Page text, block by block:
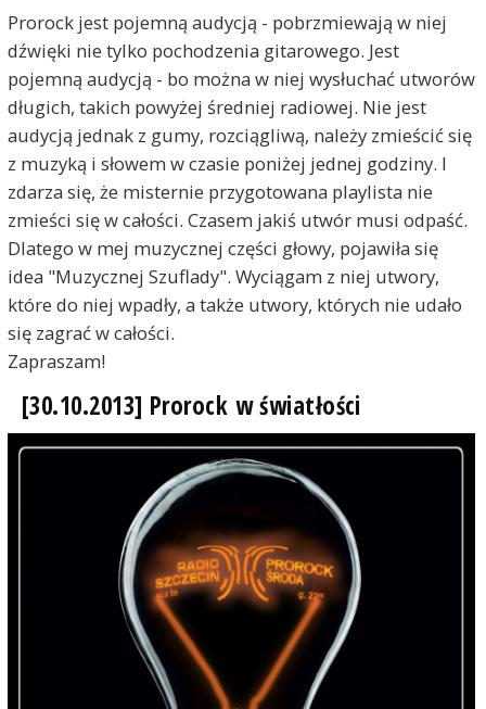
Prorock jest pojemną audycją - pobrzmiewają w niej
dźwięki nie tylko pochodzenia gitarowego. Jest
pojemną audycją - bo można w niej wysłuchać utworów
długich, takich powyżej średniej radiowej. Nie jest
audycją jednak z gumy, rozciągliwą, należy zmieścić się
z muzyką i słowem w czasie poniżej jednej godziny. I
zdarza się, że misternie przygotowana playlista nie
zmieści się w całości. Czasem jakiś utwór musi odpaść.
Dlatego w mej muzycznej części głowy, pojawiła się
idea "Muzycznej Szuflady". Wyciągam z niej utwory,
które do niej wpadły, a także utwory, których nie udało
się zagrać w całości.
Zapraszam!
[30.10.2013] Prorock w światłości